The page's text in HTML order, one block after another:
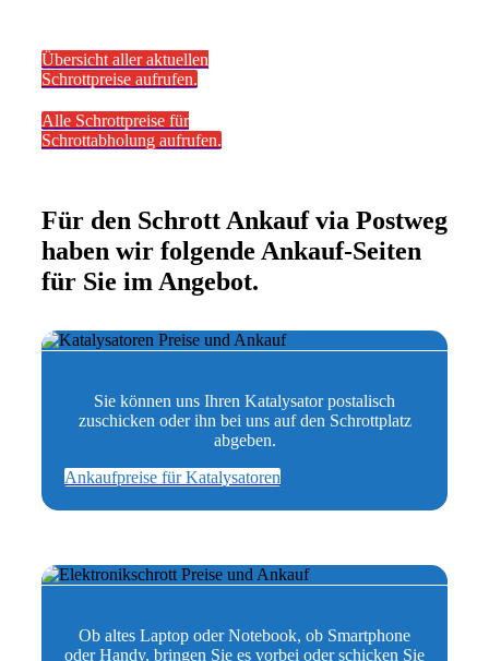
Übersicht aller aktuellen
Schrottpreise aufrufen.
Alle Schrottpreise für
Schrottabholung aufrufen.
Für den Schrott Ankauf via Postweg
haben wir folgende Ankauf-Seiten
für Sie im Angebot.
Sie können uns Ihren Katalysator postalisch
zuschicken oder ihn bei uns auf den Schrottplatz
abgeben.
Ankaufpreise für Katalysatoren
Ob altes Laptop oder Notebook, ob Smartphone
oder Handy, bringen Sie es vorbei oder schicken Sie